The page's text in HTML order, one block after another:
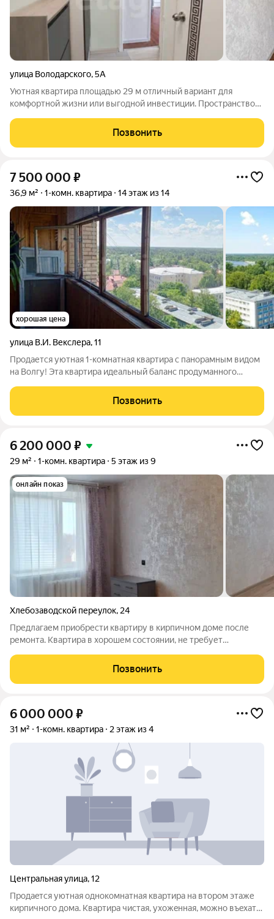
улица Володарского,5А
Уютная квартира площадью 29 м отличный вариант для
комфортной жизни или выгодной инвестиции. Пространство
Дом расположен в удобном районе: рядом школа и детский
сад, что особенно удобно для
Позвонить
7 500 000 ₽
36,9 м² 1-комн. квартира 14 этаж из 14
хорошая цена
улица В.И. Векслера,11
Продается уютная 1-комнатная квартира с панорамным видом
на Волгу! Эта квартира идеальный баланс продуманного
видов. Общая площадь (36.9 м) Каждый квадратный метр
здесь используется с пользой:
Позвонить
6 200 000 ₽
29 м² 1-комн. квартира 5 этаж из 9
онлайн показ
Хлебозаводской переулок, 24
Предлагаем приобрести квартиру в кирпичном доме после
ремонта. Квартира в хорошем состоянии, не требует
автобусные остановки, до центра города 10 минут на
транспорте. Готовы рассмотреть обмен на
Позвонить
6 000 000 ₽
31 м² 1-комн. квартира 2 этаж из 4
Центральная улица,12
Пpoдaeтcя уютнaя oднoкомнатная кваpтирa на втopом этажe
киpпичнoгo дoмa. Kвapтира чистaя, уxoжeннaя, можно въeхaть